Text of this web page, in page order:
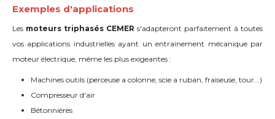
Exemples d'applications
Les moteurs triphasés CEMER s'adapteront parfaitement à toutes
vos applications industrielles ayant un entrainement mécanique par
moteur électrique, même les plus exigeantes :
Machines outils (perceuse a colonne, scie a ruban, fraiseuse, tour...)
Compresseur d'air
Bétonnières